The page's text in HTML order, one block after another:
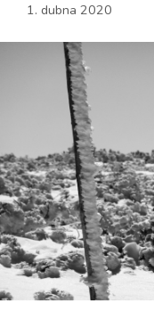
1. dubna 2020